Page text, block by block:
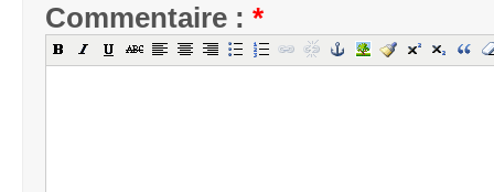
Commentaire : *